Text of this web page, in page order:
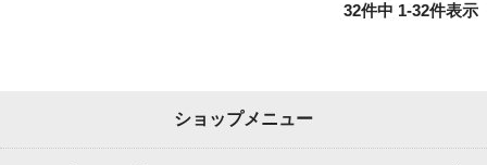
32件中 1-32件表示
ショップメニュー